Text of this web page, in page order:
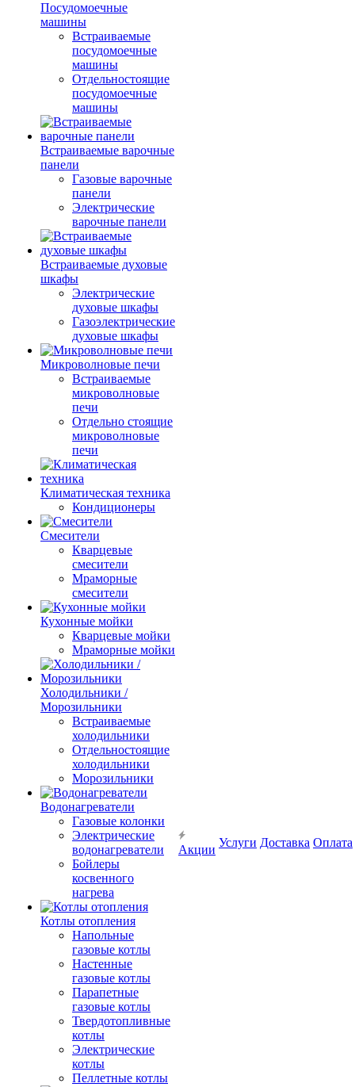
Посудомоечные
машины
Встраиваемые
посудомоечные
машины
Отдельностоящие
посудомоечные
машины
Встраиваемые варочные
панели
Газовые варочные
панели
Электрические
варочные панели
Встраиваемые духовые
шкафы
Электрические
духовые шкафы
Газоэлектрические
духовые шкафы
Микроволновые печи
Встраиваемые
микроволновые
печи
Отдельно стоящие
микроволновые
печи
Климатическая техника
Кондиционеры
Смесители
Кварцевые
смесители
Мраморные
смесители
Кухонные мойки
Кварцевые мойки
Мраморные мойки
Холодильники /
Морозильники
Встраиваемые
холодильники
Отдельностоящие
холодильники
Морозильники
Водонагреватели
Газовые колонки
Электрические
водонагреватели
Бойлеры
косвенного
нагрева
Котлы отопления
Напольные
газовые котлы
Настенные
газовые котлы
Парапетные
газовые котлы
Твердотопливные
котлы
Электрические
котлы
Пеллетные котлы
Акции
Услуги Доставка Оплата